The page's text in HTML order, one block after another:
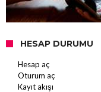
HESAP DURUMU
Hesap aç
Oturum aç
Kayıt akışı